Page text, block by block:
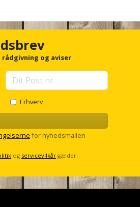
og aviser
Erhverv
for nyhedsmailen
og servicevilkår gælder.